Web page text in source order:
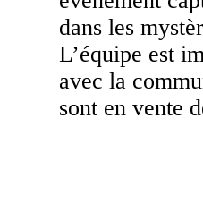
dans les
L’équipe est
avec la
sont en vente